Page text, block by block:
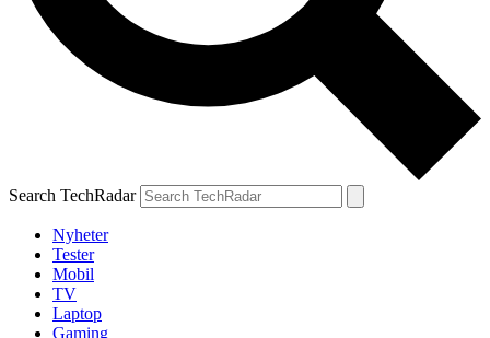
Search TechRadar
Nyheter
Tester
Mobil
TV
Laptop
Gaming